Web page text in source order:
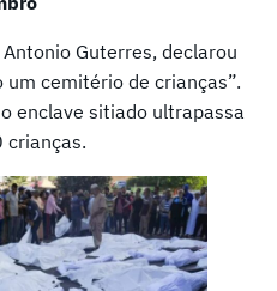
Guterres, declarou
um cemitério de crianças”.
enclave sitiado ultrapassa
crianças.